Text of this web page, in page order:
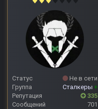
Статус
Не в сети
Группа
Сталкеры +
Репутация
335
Сообщений
701